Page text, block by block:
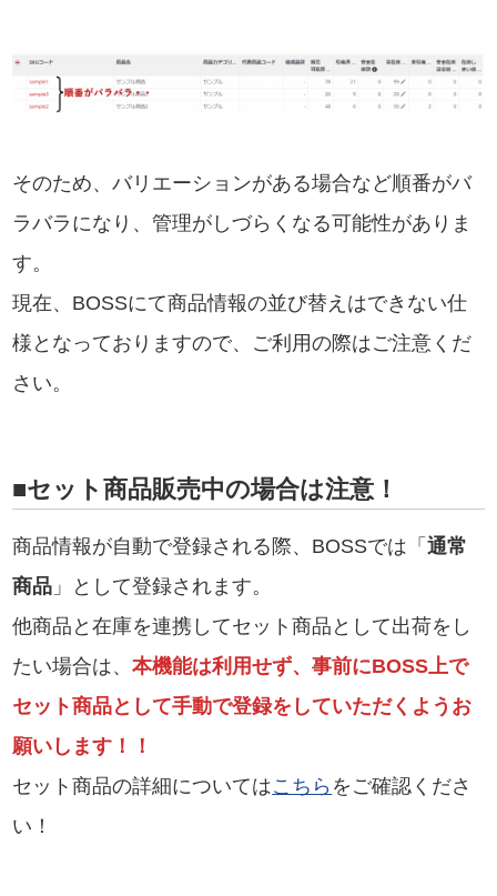
そのため、バリエーションがある場合など順番がバ
ラバラになり、管理がしづらくなる可能性がありま
す。
現在、BOSSにて商品情報の並び替えはできない仕
様となっておりますので、ご利用の際はご注意くだ
さい。
■セット商品販売中の場合は注意！
商品情報が自動で登録される際、BOSSでは「通常
商品 」として登録されます。
他商品と在庫を連携してセット商品として出荷をし
たい場合は、本機能は利用せず、事前にBOSS上で
セット商品として手動で登録をしていただくようお
願いします！！
セット商品の詳細についてはこちら をご確認くださ
い！